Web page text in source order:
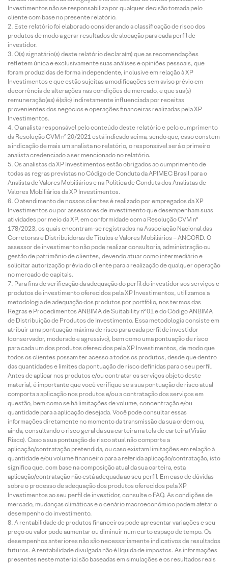
Investimentos não se responsabiliza por qualquer decisão tomada pelo
cliente com base no presente relatório.
Este relatório foi elaborado considerando a classificação de risco dos
produtos de modo a gerar resultados de alocação para cada perfil de
investidor.
O(s) signatário(s) deste relatório declara(m) que as recomendações
refletem única e exclusivamente suas análises e opiniões pessoais, que
foram produzidas de forma independente, inclusive em relação à XP
Investimentos e que estão sujeitas a modificações sem aviso prévio em
decorrência de alterações nas condições de mercado, e que sua(s)
remuneração(es) é(são) indiretamente influenciada por receitas
provenientes dos negócios e operações financeiras realizadas pela XP
Investimentos.
O analista responsável pelo conteúdo deste relatório e pelo cumprimento
da Resolução CVM nº 20/2021 está indicado acima, sendo que, caso constem
a indicação de mais um analista no relatório, o responsável será o primeiro
analista credenciado a ser mencionado no relatório.
Os analistas da XP Investimentos estão obrigados ao cumprimento de
todas as regras previstas no Código de Conduta da APIMEC Brasil para o
Analista de Valores Mobiliários e na Política de Conduta dos Analistas de
Valores Mobiliários da XP Investimentos.
O atendimento de nossos clientes é realizado por empregados da XP
Investimentos ou por assessores de investimento que desempenham suas
atividades por meio da XP, em conformidade com a Resolução CVM nº
178/2023, os quais encontram-se registrados na Associação Nacional das
Corretoras e Distribuidoras de Títulos e Valores Mobiliários – ANCORD. O
assessor de investimento não pode realizar consultoria, administração ou
gestão de patrimônio de clientes, devendo atuar como intermediário e
solicitar autorização prévia do cliente para a realização de qualquer operação
no mercado de capitais.
Para fins de verificação da adequação do perfil do investidor aos serviços e
produtos de investimento oferecidos pela XP Investimentos, utilizamos a
metodologia de adequação dos produtos por portfólio, nos termos das
Regras e Procedimentos ANBIMA de Suitability nº 01 e do Código ANBIMA
de Distribuição de Produtos de Investimento. Essa metodologia consiste em
atribuir uma pontuação máxima de risco para cada perfil de investidor
(conservador, moderado e agressivo), bem como uma pontuação de risco
para cada um dos produtos oferecidos pela XP Investimentos, de modo que
todos os clientes possam ter acesso a todos os produtos, desde que dentro
das quantidades e limites da pontuação de risco definidas para o seu perfil.
Antes de aplicar nos produtos e/ou contratar os serviços objeto deste
material, é importante que você verifique se a sua pontuação de risco atual
comporta a aplicação nos produtos e/ou a contratação dos serviços em
questão, bem como se há limitações de volume, concentração e/ou
quantidade para a aplicação desejada. Você pode consultar essas
informações diretamente no momento da transmissão da sua ordem ou,
ainda, consultando o risco geral da sua carteira na tela de carteira (Visão
Risco). Caso a sua pontuação de risco atual não comporte a
aplicação/contratação pretendida, ou caso existam limitações em relação à
quantidade e/ou volume financeiro para a referida aplicação/contratação, isto
significa que, com base na composição atual da sua carteira, esta
aplicação/contratação não está adequada ao seu perfil. Em caso de dúvidas
sobre o processo de adequação dos produtos oferecidos pela XP
Investimentos ao seu perfil de investidor, consulte o FAQ. As condições de
mercado, mudanças climáticas e o cenário macroeconômico podem afetar o
desempenho do investimento.
A rentabilidade de produtos financeiros pode apresentar variações e seu
preço ou valor pode aumentar ou diminuir num curto espaço de tempo. Os
desempenhos anteriores não são necessariamente indicativos de resultados
futuros. A rentabilidade divulgada não é líquida de impostos. As informações
presentes neste material são baseadas em simulações e os resultados reais